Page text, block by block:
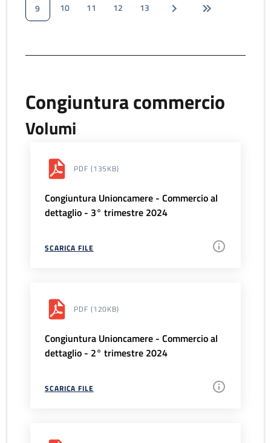
9
10 11 12 13
Congiuntura commercio
Volumi
PDF (135KB)
Congiuntura Unioncamere - Commercio al
dettaglio - 3° trimestre 2024
SCARICA FILE
PDF (120KB)
Congiuntura Unioncamere - Commercio al
dettaglio - 2° trimestre 2024
SCARICA FILE